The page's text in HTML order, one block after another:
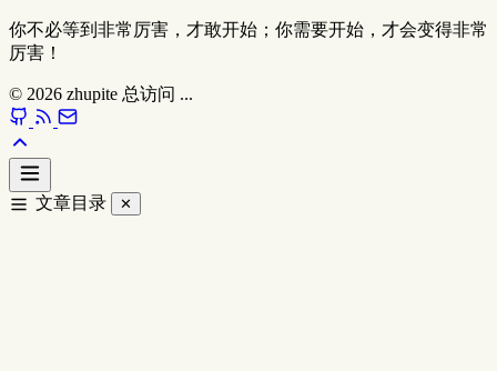
你不必等到非常厉害，才敢开始；你需要开始，才会变得非常
厉害！
© 2026 zhupite 总访问 ...
文章目录 ✕